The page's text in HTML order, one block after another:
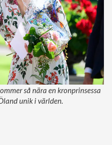
så nära en kronprinsessa
unik i världen.